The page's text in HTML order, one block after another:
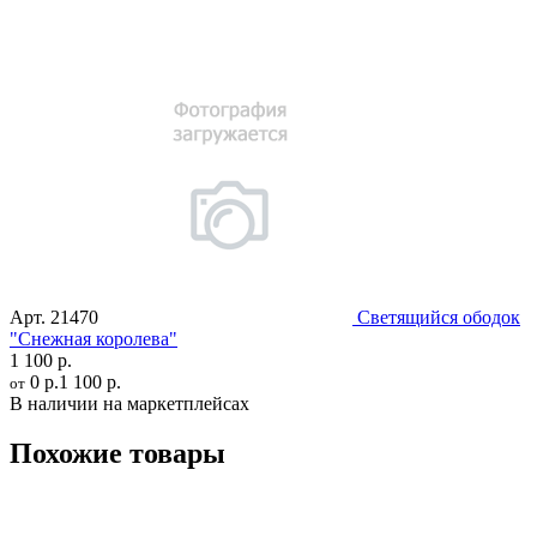
Арт. 21470
Светящийся ободок
"Снежная королева"
1 100 р.
от 0 р.1 100 р.
В наличии на маркетплейсах
Похожие товары